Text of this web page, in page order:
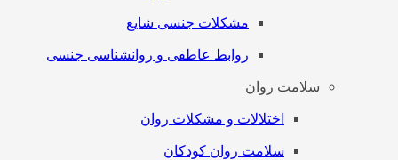
مشکلات جنسی شایع
روابط عاطفی و روانشناسی جنسی
سلامت روان
اختلالات و مشکلات روان
سلامت روان کودکان